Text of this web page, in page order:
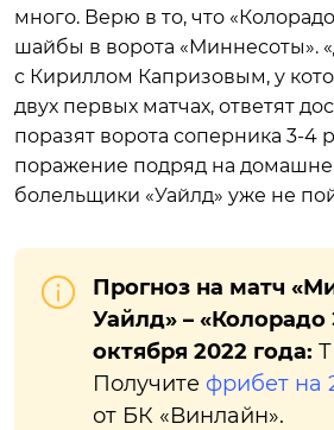
много. Верю в то, что
шайбы в ворота «Миннесоты».
с Кириллом Капризовым, у
двух первых матчах, ответят
поразят ворота соперника 3-4
поражение подряд на
болельщики «Уайлд» уже
Прогноз на матч
Уайлд» – «Колорадо
октября 2022 года:
Получите фрибет на
от БК «Винлайн».